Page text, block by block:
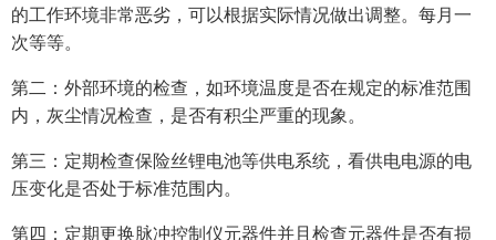
的工作环境非常恶劣，可以根据实际情况做出调整。每月一
次等等。
第二：外部环境的检查，如环境温度是否在规定的标准范围
内，灰尘情况检查，是否有积尘严重的现象。
第三：定期检查保险丝锂电池等供电系统，看供电电源的电
压变化是否处于标准范围内。
第四：定期更换脉冲控制仪元器件并且检查元器件是否有损